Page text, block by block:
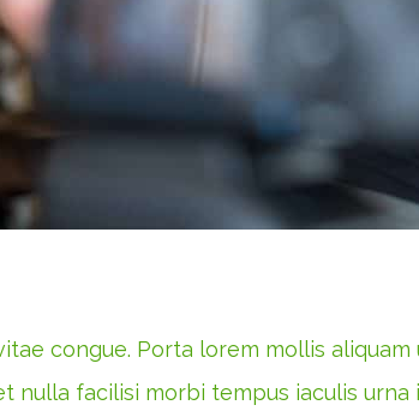
congue. Porta lorem mollis
nulla facilisi morbi tempus iaculis